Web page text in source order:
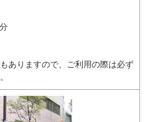
ありますので、ご利用の際は必ず